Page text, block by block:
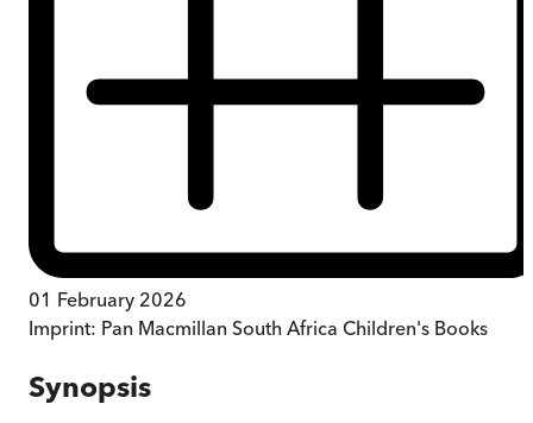
01 February 2026
Imprint: Pan Macmillan South Africa Children's Books
Synopsis